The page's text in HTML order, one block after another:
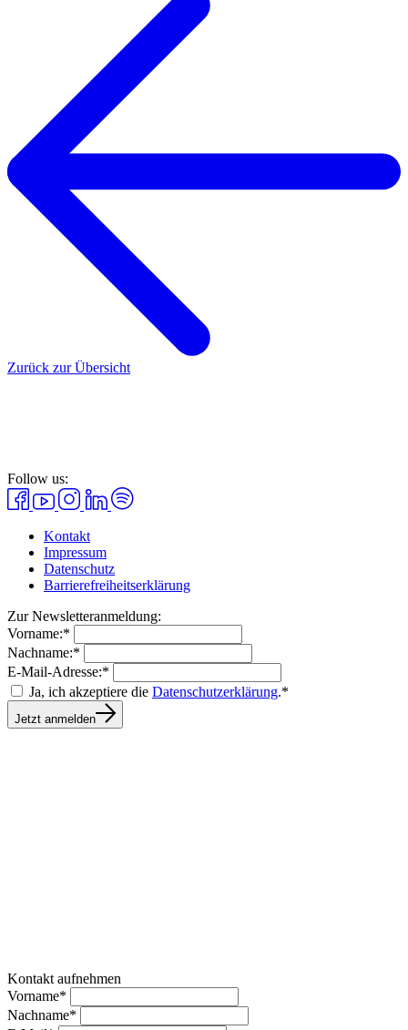
Zurück zur Übersicht
Follow us:
Kontakt
Impressum
Datenschutz
Barrierefreiheitserklärung
Zur Newsletteranmeldung:
Vorname:*
Nachname:*
E-Mail-Adresse:*
Ja, ich akzeptiere die Datenschutzerklärung.*
Jetzt anmelden
Kontakt aufnehmen
Vorname*
Nachname*